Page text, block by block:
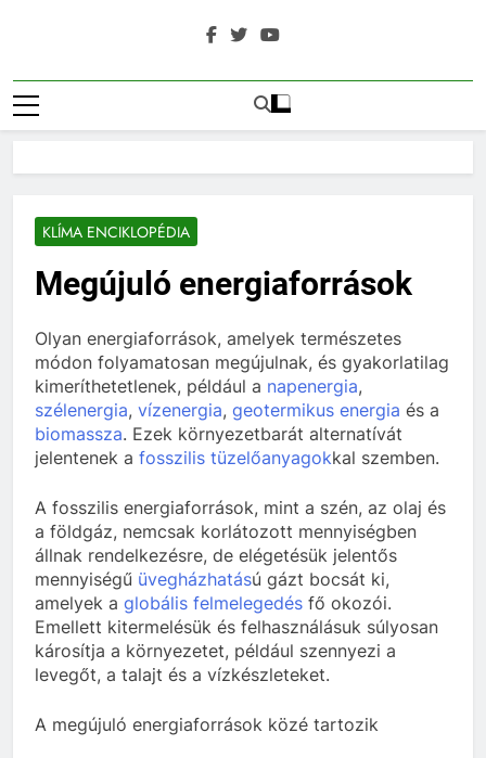
KLÍMA ENCIKLOPÉDIA
Megújuló energiaforrások
Olyan energiaforrások, amelyek természetes
módon folyamatosan megújulnak, és gyakorlatilag
kimeríthetetlenek, például a napenergia,
szélenergia, vízenergia, geotermikus energia és a
biomassza. Ezek környezetbarát alternatívát
jelentenek a fosszilis tüzelőanyagokkal szemben.
A fosszilis energiaforrások, mint a szén, az olaj és
a földgáz, nemcsak korlátozott mennyiségben
állnak rendelkezésre, de elégetésük jelentős
mennyiségű üvegházhatású gázt bocsát ki,
amelyek a globális felmelegedés fő okozói.
Emellett kitermelésük és felhasználásuk súlyosan
károsítja a környezetet, például szennyezi a
levegőt, a talajt és a vízkészleteket.
A megújuló energiaforrások közé tartozik